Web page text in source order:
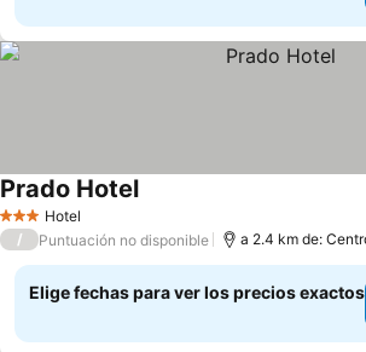
3 Estrellas
Hotel
Prado HotelVer precios
/ Puntuación no disponible a 2.4 km de:
Elige fechas para ver los precios exactos